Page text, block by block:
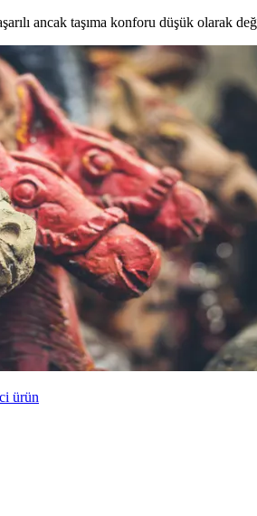
ancak taşıma konforu düşük olarak
ürün